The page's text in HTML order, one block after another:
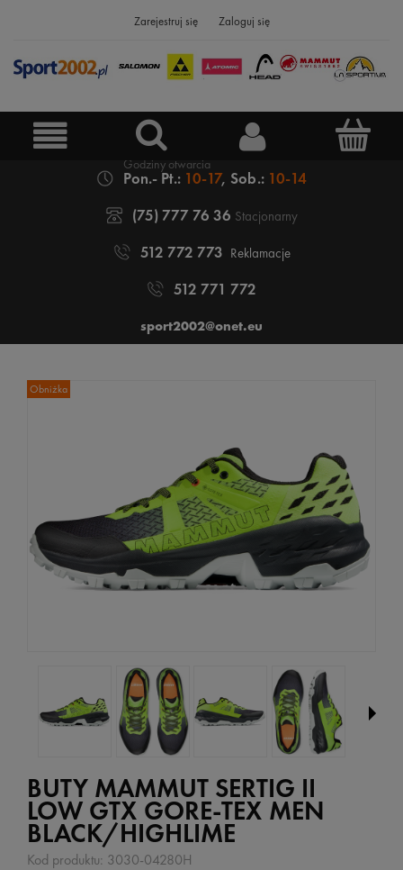
Zarejestruj się Zaloguj się
Pon.- Pt.: 10-17, Sob.: 10-14
(75) 777 76 36 Stacjonarny
512 772 773 Reklamacje
512 771 772
sport2002@onet.eu
Obniżka
BUTY MAMMUT SERTIG II
LOW GTX GORE-TEX MEN
BLACK/HIGHLIME
Kod produktu: 3030-04280H